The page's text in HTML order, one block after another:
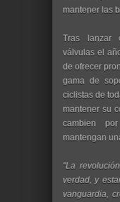
mantener las
Tras lanzar
válvulas el
de ofrecer
gama de
ciclistas de
mantener su
cambien
mantengan
"La
verdad, y
vanguardia,